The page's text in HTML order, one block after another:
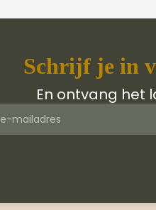
Schrijf je in
En ontvang het